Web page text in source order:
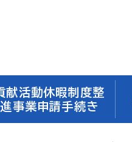
献活動休暇制度整
事業申請手続き